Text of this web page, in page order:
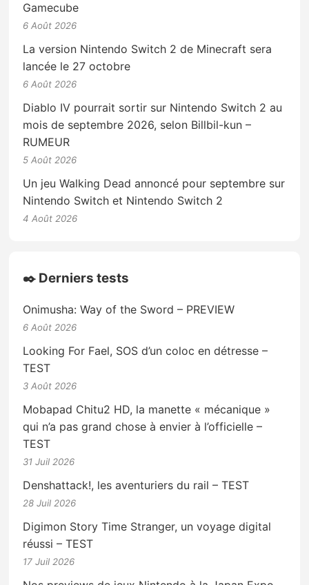
Gamecube
6 Août 2026
La version Nintendo Switch 2 de Minecraft sera
lancée le 27 octobre
6 Août 2026
Diablo IV pourrait sortir sur Nintendo Switch 2 au
mois de septembre 2026, selon Billbil-kun –
RUMEUR
5 Août 2026
Un jeu Walking Dead annoncé pour septembre sur
Nintendo Switch et Nintendo Switch 2
4 Août 2026
✒️ Derniers tests
Onimusha: Way of the Sword – PREVIEW
6 Août 2026
Looking For Fael, SOS d’un coloc en détresse –
TEST
3 Août 2026
Mobapad Chitu2 HD, la manette « mécanique »
qui n’a pas grand chose à envier à l’officielle –
TEST
31 Juil 2026
Denshattack!, les aventuriers du rail – TEST
28 Juil 2026
Digimon Story Time Stranger, un voyage digital
réussi – TEST
17 Juil 2026